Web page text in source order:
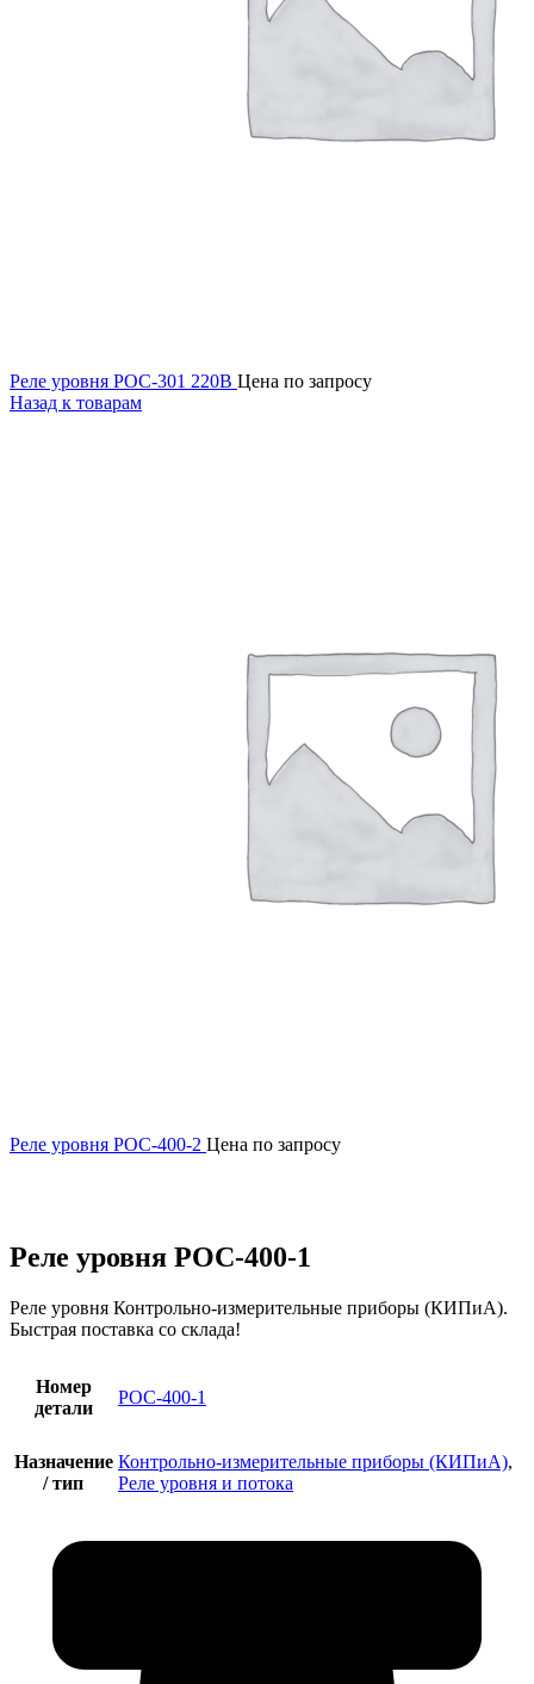
Реле уровня РОС-301 220В Цена по запросу
Назад к товарам
Реле уровня РОС-400-2 Цена по запросу
Реле уровня РОС-400-1
Реле уровня Контрольно-измерительные приборы (КИПиА).
Быстрая поставка со склада!
Номер
детали
РОС-400-1
Назначение
/ тип
Контрольно-измерительные приборы (КИПиА),
Реле уровня и потока